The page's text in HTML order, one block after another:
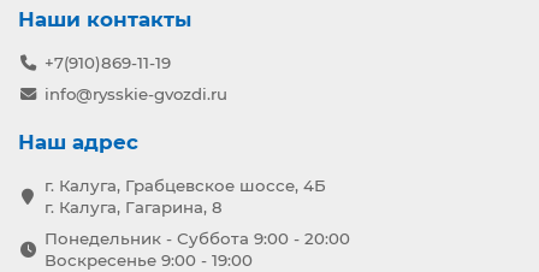
Наши контакты
+7(910)869-11-19
info@rysskie-gvozdi.ru
Наш адрес
г. Калуга, Грабцевское шоссе, 4Б
г. Калуга, Гагарина, 8
Понедельник - Суббота 9:00 - 20:00
Воскресенье 9:00 - 19:00